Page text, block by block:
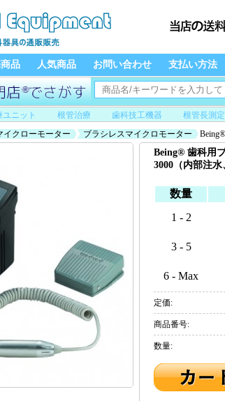
品 人気商品 お問い合わせ 支払い方法
ニット 根管治療 歯科技工機器 根管長測
イクローモーター ブラシレスマイクロモーター
Being® 歯科用
3000（内部注水
数量
1 - 2
3 - 5
6 - Max
定価:
商品番号:
数量: